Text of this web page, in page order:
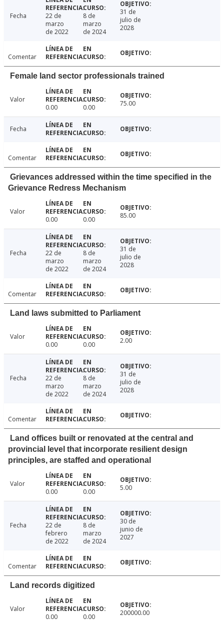
Fecha
22 de
marzo
de 2022
8 de
marzo
de 2024
31 de
julio de
2028
Comentar
Female land sector professionals trained
Valor
0.00
0.00 75.00
Fecha
Comentar
Grievances addressed within the time specified in the
Grievance Redress Mechanism
Valor
0.00
0.00 85.00
Fecha
22 de
marzo
de 2022
8 de
marzo
de 2024
31 de
julio de
2028
Comentar
Land laws submitted to Parliament
Valor
0.00
0.00 2.00
Fecha
22 de
marzo
de 2022
8 de
marzo
de 2024
31 de
julio de
2028
Comentar
Land offices built or renovated at the central and
provincial level that incorporate resilient design
principles, are staffed and operational
Valor
0.00
0.00 5.00
Fecha
22 de
febrero
de 2022
8 de
marzo
de 2024
30 de
junio de
2027
Comentar
Land records digitized
Valor
0.00
0.00 200000.00